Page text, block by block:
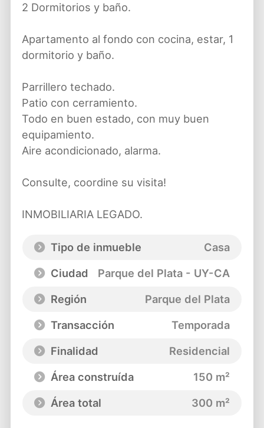
2 Dormitorios y baño.
Apartamento al fondo con cocina, estar, 1
dormitorio y baño.
Parrillero techado.
Patio con cerramiento.
Todo en buen estado, con muy buen
equipamiento.
Aire acondicionado, alarma.
Consulte, coordine su visita!
INMOBILIARIA LEGADO.
Tipo de inmueble
Casa
Ciudad
Parque del Plata - UY-CA
Región
Parque del Plata
Transacción
Temporada
Finalidad
Residencial
Área construída
150 m²
Área total
300 m²